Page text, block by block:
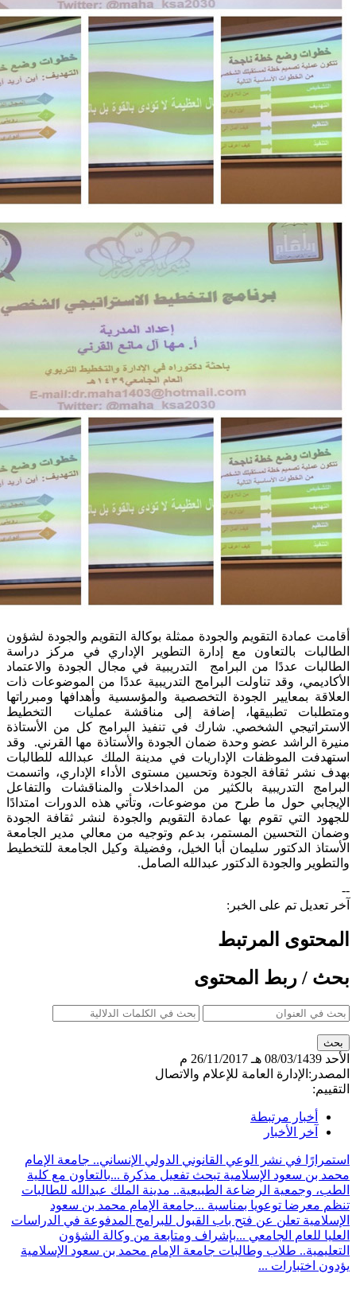
التقويم والجودة ممثلة بوكالة التقويم والجودة لشؤون
بالتعاون مع إدارة التطوير الإداري في مركز دراسة
عددًا من البرامج التدريبية في مجال الجودة والاعتماد
وقد تناولت البرامج التدريبية عددًا من الموضوعات ذات
الجودة التخصصية والمؤسسية وأهدافها ومبرراتها
تطبيقها، إضافة إلى مناقشة عمليات التخطيط
الشخصي. شارك في تنفيذ البرامج كل من الأستاذة
عضو وحدة ضمان الجودة والأستاذة مها القرني. وقد
الموظفات الإداريات في مدينة الملك عبدالله للطالبات
ثقافة الجودة وتحسين مستوى الأداء الإداري، واتسمت
التدريبية بالكثير من المداخلات والمناقشات والتفاعل
حول ما طرح من موضوعات، وتأتي هذه الدورات امتدادًا
تقوم بها عمادة التقويم والجودة لنشر ثقافة الجودة
المستمر، بدعم وتوجيه من معالي مدير الجامعة
الدكتور سليمان أبا الخيل، وفضيلة وكيل الجامعة للتخطيط
والجودة الدكتور عبدالله الصامل.
تم على الخبر:
المرتبط
ربط المحتوى
1439 هـ
26/11/2017 م
الإدارة العامة للإعلام والاتصال
مرتبطة
الأخبار
في نشر الوعي القانوني الدولي الإنساني.. جامعة الإمام
الإسلامية تبحث تفعيل مذكرة ... بالتعاون مع كلية
الرضاعة الطبيعية.. مدينة الملك عبدالله للطالبات
توعويا بمناسبة ...جامعة الإمام محمد بن سعود
تعلن عن فتح باب القبول للبرامج المدفوعة في الدراسات
الجامعي ...بإشراف ومتابعة من وكالة الشؤون
طلاب وطالبات جامعة الإمام محمد بن سعود الإسلامية
...